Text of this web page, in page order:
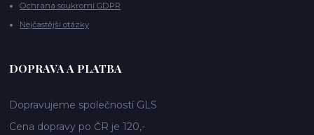
Ochrana soukromí GDPR
Nejčastější otázky
DOPRAVA A PLATBA
Dopravujeme společností GLS
Cena dopravy po ČR je 120,-